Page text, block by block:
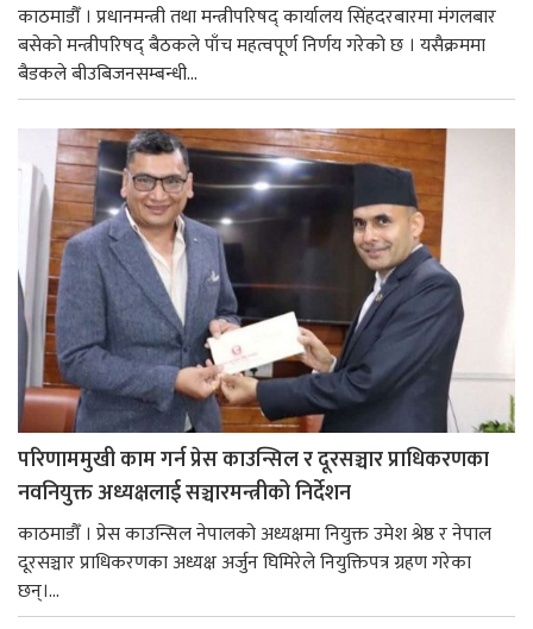
काठमाडौँ । प्रधानमन्त्री तथा मन्त्रीपरिषद् कार्यालय सिंहदरबारमा मंगलबार
बसेको मन्त्रीपरिषद् बैठकले पाँच महत्वपूर्ण निर्णय गरेको छ । यसैक्रममा
बैडकले बीउबिजनसम्बन्धी...
परिणाममुखी काम गर्न प्रेस काउन्सिल र दूरसञ्चार प्राधिकरणका
नवनियुक्त अध्यक्षलाई सञ्चारमन्त्रीको निर्देशन
काठमाडौँ । प्रेस काउन्सिल नेपालको अध्यक्षमा नियुक्त उमेश श्रेष्ठ र नेपाल
दूरसञ्चार प्राधिकरणका अध्यक्ष अर्जुन घिमिरेले नियुक्तिपत्र ग्रहण गरेका
छन्।...